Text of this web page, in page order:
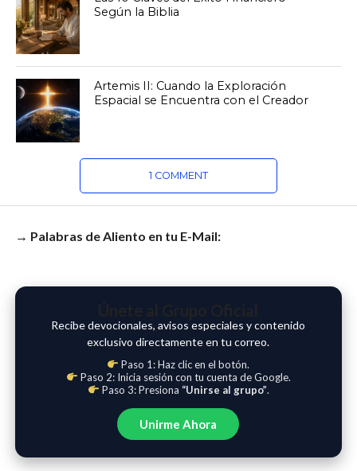
Según la Biblia
Artemis II: Cuando la Exploración
Espacial se Encuentra con el Creador
1 COMMENT
→ Palabras de Aliento en tu E-Mail:
Recibe devocionales, avisos especiales y contenido
exclusivo directamente en tu correo.
Paso 1: Haz clic en el botón.
Paso 2: Inicia sesión con tu cuenta de Google.
Paso 3: Presiona “Unirse al grupo”.
Unirme Ahora